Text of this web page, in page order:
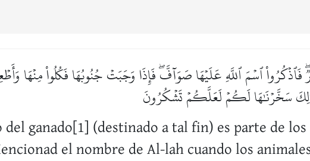
ٱسۡمَ ٱللَّهِ عَلَيۡهَا صَوَآفَّۖ فَإِذَا وَجَبَتۡ جُنُوبُهَا فَكُلُواْ مِنۡهَا
سَخَّرۡنَٰهَا لَكُمۡ لَعَلَّكُمۡ تَشۡكُرُونَ
ganado[1] (destinado a tal fin) es parte de
el nombre de Al-lah cuando los